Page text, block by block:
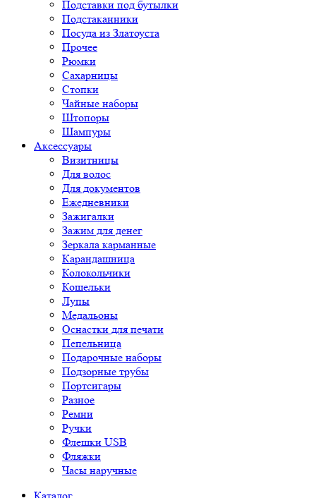
Подставки под бутылки
Подстаканники
Посуда из Златоуста
Прочее
Рюмки
Сахарницы
Стопки
Чайные наборы
Штопоры
Шампуры
Аксессуары
Визитницы
Для волос
Для документов
Ежедневники
Зажигалки
Зажим для денег
Зеркала карманные
Карандашница
Колокольчики
Кошельки
Лупы
Медальоны
Оснастки для печати
Пепельница
Подарочные наборы
Подзорные трубы
Портсигары
Разное
Ремни
Ручки
Флешки USB
Фляжки
Часы наручные